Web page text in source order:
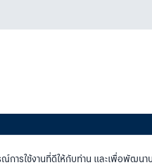
งวนสิทธิ์ พ.ศ.2558 บมจ.ธนาคารกรุงเทพฯ|เ
การใช้งานที่ดีให้กับท่าน และเพื่อพัฒน